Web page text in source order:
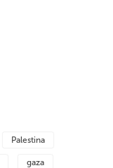
Palestina
gaza